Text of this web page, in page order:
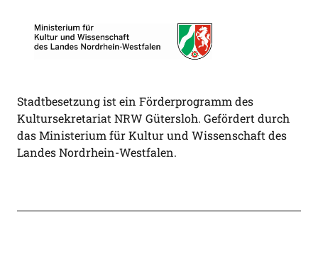
Stadtbesetzung ist ein Förderprogramm des
Kultursekretariat NRW Gütersloh. Gefördert durch
das Ministerium für Kultur und Wissenschaft des
Landes Nordrhein-Westfalen.